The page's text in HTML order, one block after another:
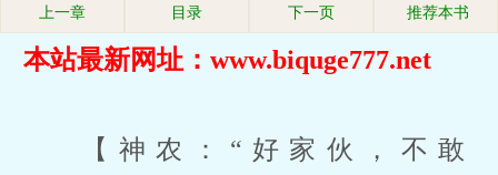
上一章 目录 下一页 推荐本书
本站最新网址：www.biquge777.net
【神农：“好家伙，不敢